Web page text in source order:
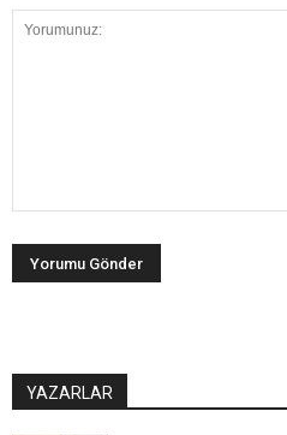
YAZARLAR